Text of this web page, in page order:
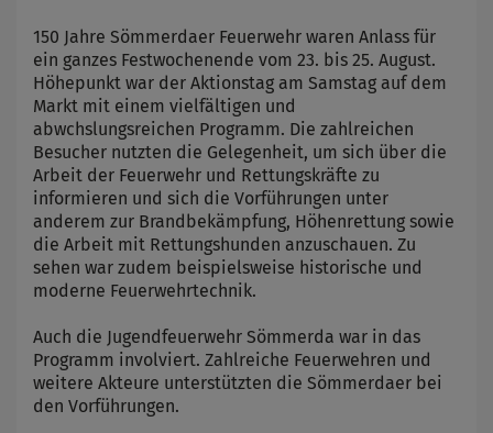
150 Jahre Sömmerdaer Feuerwehr waren Anlass für
ein ganzes Festwochenende vom 23. bis 25. August.
Höhepunkt war der Aktionstag am Samstag auf dem
Markt mit einem vielfältigen und
abwchslungsreichen Programm. Die zahlreichen
Besucher nutzten die Gelegenheit, um sich über die
Arbeit der Feuerwehr und Rettungskräfte zu
informieren und sich die Vorführungen unter
anderem zur Brandbekämpfung, Höhenrettung sowie
die Arbeit mit Rettungshunden anzuschauen. Zu
sehen war zudem beispielsweise historische und
moderne Feuerwehrtechnik.
Auch die Jugendfeuerwehr Sömmerda war in das
Programm involviert. Zahlreiche Feuerwehren und
weitere Akteure unterstützten die Sömmerdaer bei
den Vorführungen.